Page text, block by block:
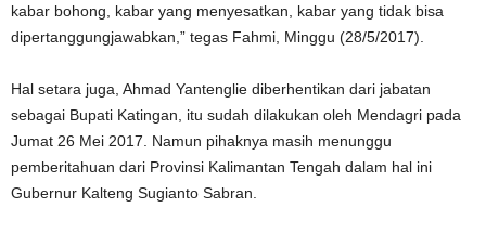
kabar bohong, kabar yang menyesatkan, kabar yang tidak bisa
dipertanggungjawabkan,” tegas Fahmi, Minggu (28/5/2017).
Hal setara juga, Ahmad Yantenglie diberhentikan dari jabatan
sebagai Bupati Katingan, itu sudah dilakukan oleh Mendagri pada
Jumat 26 Mei 2017. Namun pihaknya masih menunggu
pemberitahuan dari Provinsi Kalimantan Tengah dalam hal ini
Gubernur Kalteng Sugianto Sabran.